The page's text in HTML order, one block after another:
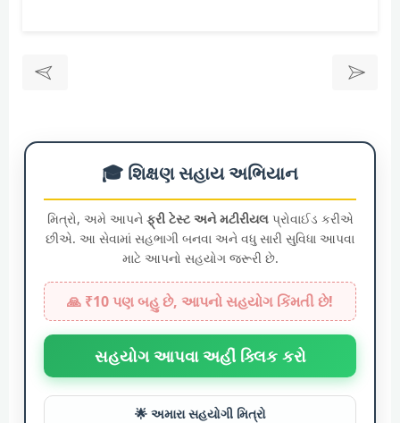
🎓 શિક્ષણ સહાય અભિયાન
મિત્રો, અમે આપને ફ્રી ટેસ્ટ અને મટીરીયલપ્રોવાઈડ કરીએ
છીએ. આ સેવામાં સહભાગી બનવા અને વધુ સારી સુવિધા આપવા
માટે આપનો સહયોગ જરૂરી છે.
🙏 ₹10 પણ બહુ છે, આપનો સહયોગ કિંમતી છે!
સહયોગ આપવા અહીં ક્લિક કરો
🌟 અમારા સહયોગી મિત્રો